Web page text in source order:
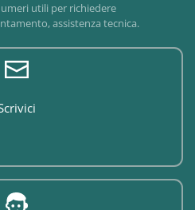
utili per richiedere
assistenza tecnica.